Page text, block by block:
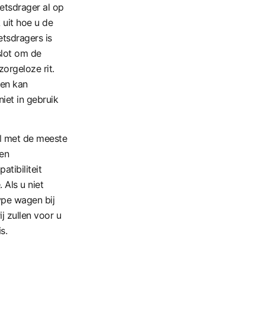
al op
hoe u de
is
om de
rit.
kan
in gebruik
met de meeste
. Als u niet
wagen bij
zullen voor u